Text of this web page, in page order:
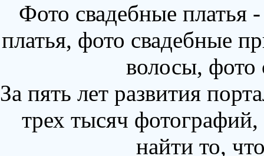
Фото свадебные
платья, фото свадебные
волосы,
За пять лет развития
трех тысяч
найти то,